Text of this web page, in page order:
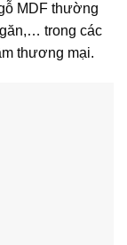
MDF thường
trong các
thương mại.